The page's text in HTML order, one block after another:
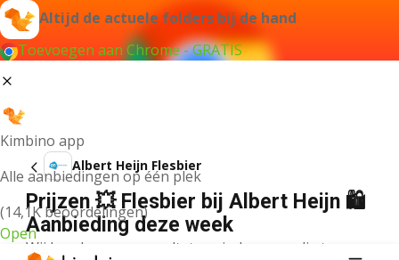
Altijd de actuele folders bij de hand
Toevoegen aan Chrome - GRATIS
Kimbino app
Alle aanbiedingen op één plek
(14,1K beoordelingen)
Open
Albert Heijn Flesbier
Prijzen 💥 Flesbier bij Albert Heijn 🛍️
Aanbieding deze week
Wij konden geen resultaten vinden voor die term.